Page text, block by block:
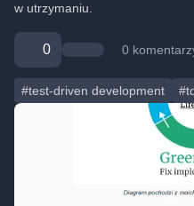
w utrzymaniu.
0 0
#test-driven development